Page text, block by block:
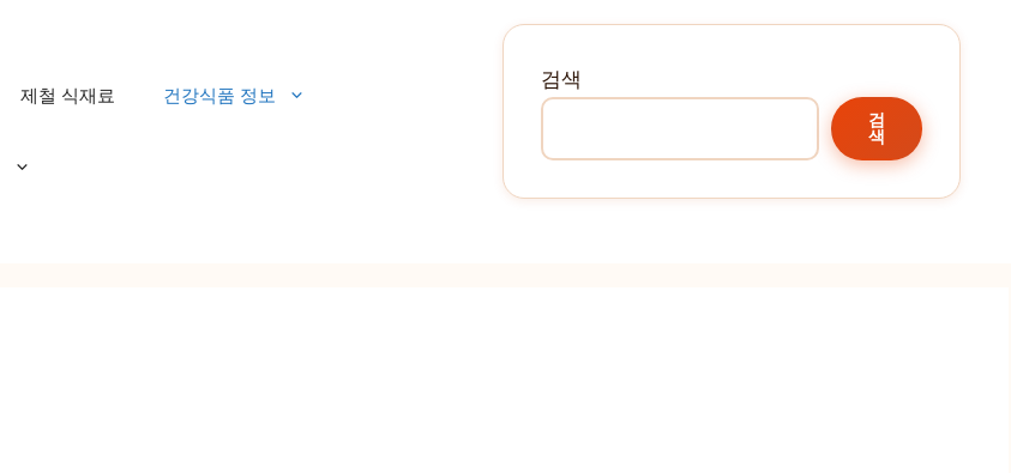
제철 식재료 건강식품 정보
검색
검
색